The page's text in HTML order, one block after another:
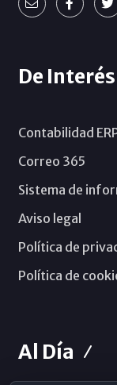
De Interés
Contabilidad
Correo 365
Sistema de
Aviso legal
Política de
Política de
Al Día